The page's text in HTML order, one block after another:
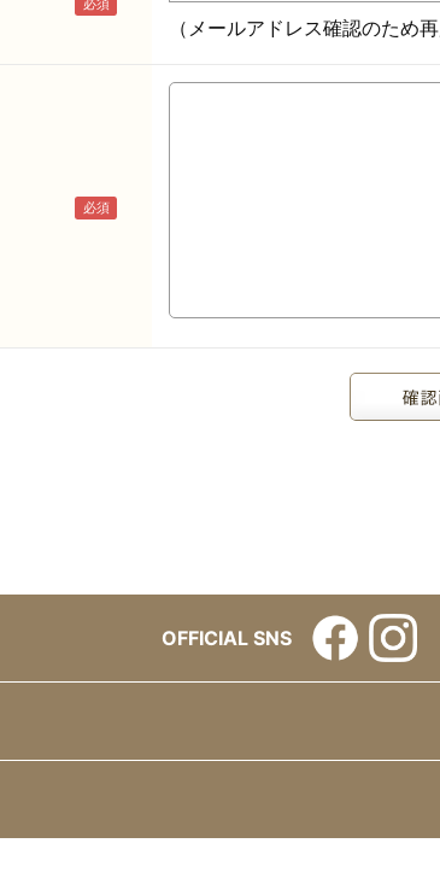
（メールアドレス確認のため
OFFICIAL SNS